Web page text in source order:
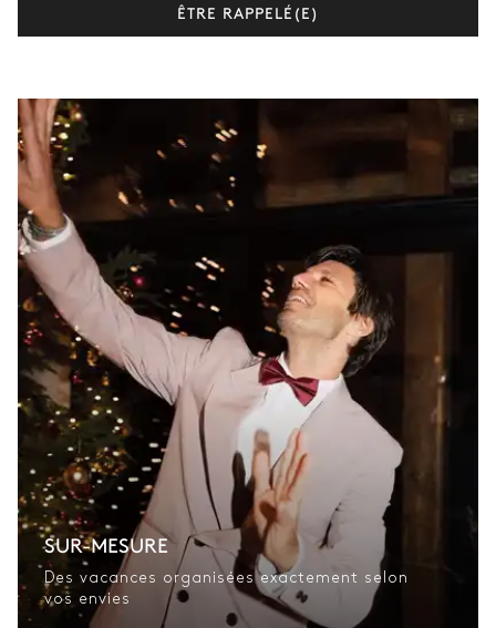
ÊTRE RAPPELÉ(E)
SUR-MESURE
Des vacances organisées exactement selon
vos envies